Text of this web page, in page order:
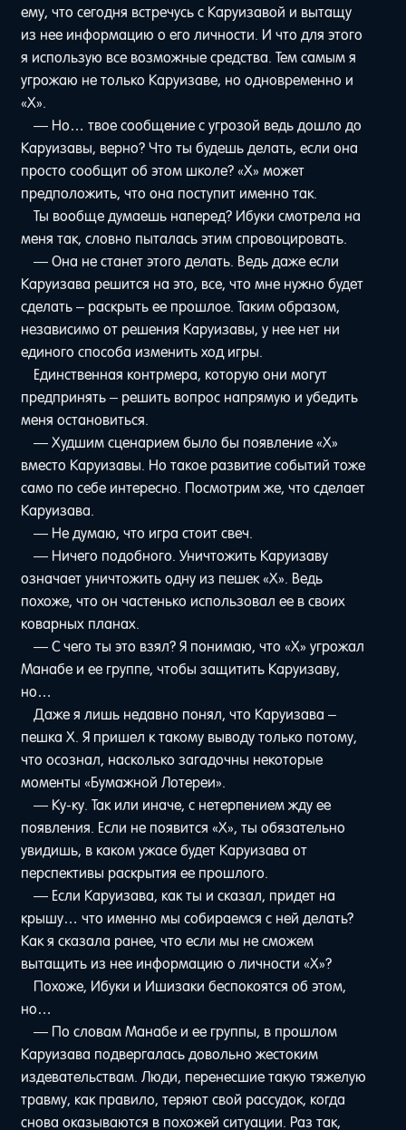
ему, что сегодня встречусь с Каруизавой и вытащу
из нее информацию о его личности. И что для этого
я использую все возможные средства. Тем самым я
угрожаю не только Каруизаве, но одновременно и
«Х».
— Но… твое сообщение с угрозой ведь дошло до
Каруизавы, верно? Что ты будешь делать, если она
просто сообщит об этом школе? «Х» может
предположить, что она поступит именно так.
Ты вообще думаешь наперед? Ибуки смотрела на
меня так, словно пыталась этим спровоцировать.
— Она не станет этого делать. Ведь даже если
Каруизава решится на это, все, что мне нужно будет
сделать – раскрыть ее прошлое. Таким образом,
независимо от решения Каруизавы, у нее нет ни
единого способа изменить ход игры.
Единственная контрмера, которую они могут
предпринять – решить вопрос напрямую и убедить
меня остановиться.
— Худшим сценарием было бы появление «Х»
вместо Каруизавы. Но такое развитие событий тоже
само по себе интересно. Посмотрим же, что сделает
Каруизава.
— Не думаю, что игра стоит свеч.
— Ничего подобного. Уничтожить Каруизаву
означает уничтожить одну из пешек «Х». Ведь
похоже, что он частенько использовал ее в своих
коварных планах.
— С чего ты это взял? Я понимаю, что «Х» угрожал
Манабе и ее группе, чтобы защитить Каруизаву,
но…
Даже я лишь недавно понял, что Каруизава –
пешка Х. Я пришел к такому выводу только потому,
что осознал, насколько загадочны некоторые
моменты «Бумажной Лотереи».
— Ку-ку. Так или иначе, с нетерпением жду ее
появления. Если не появится «Х», ты обязательно
увидишь, в каком ужасе будет Каруизава от
перспективы раскрытия ее прошлого.
— Если Каруизава, как ты и сказал, придет на
крышу… что именно мы собираемся с ней делать?
Как я сказала ранее, что если мы не сможем
вытащить из нее информацию о личности «Х»?
Похоже, Ибуки и Ишизаки беспокоятся об этом,
но…
— По словам Манабе и ее группы, в прошлом
Каруизава подвергалась довольно жестоким
издевательствам. Люди, перенесшие такую тяжелую
травму, как правило, теряют свой рассудок, когда
снова оказываются в похожей ситуации. Раз так,